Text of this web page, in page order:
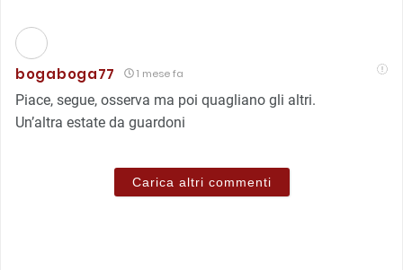
bogaboga77 1 mese fa
Piace, segue, osserva ma poi quagliano gli altri.
Un’altra estate da guardoni
Carica altri commenti